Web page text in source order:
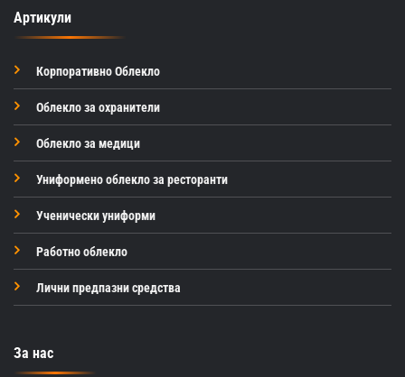
Артикули
Корпоративно Облекло
Облекло за охранители
Облекло за медици
Униформено облекло за ресторанти
Ученически униформи
Работно облекло
Лични предпазни средства
За нас